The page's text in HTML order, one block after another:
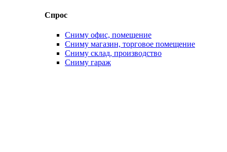
Спрос
Сниму офис, помещение
Сниму магазин, торговое помещение
Сниму склад, производство
Сниму гараж